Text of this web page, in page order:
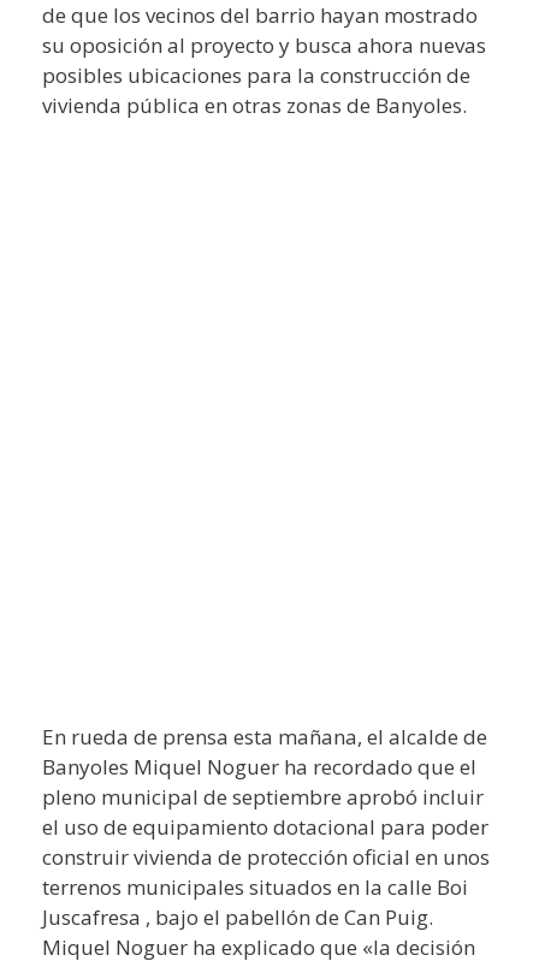
de que los vecinos del barrio hayan mostrado
su oposición al proyecto y busca ahora nuevas
posibles ubicaciones para la construcción de
vivienda pública en otras zonas de Banyoles.
En rueda de prensa esta mañana, el alcalde de
Banyoles Miquel Noguer ha recordado que el
pleno municipal de septiembre aprobó incluir
el uso de equipamiento dotacional para poder
construir vivienda de protección oficial en unos
terrenos municipales situados en la calle Boi
Juscafresa , bajo el pabellón de Can Puig.
Miquel Noguer ha explicado que «la decisión